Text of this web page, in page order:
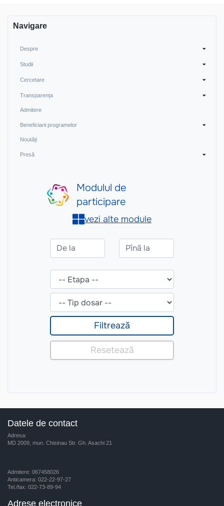
Navigare
Despre
Studii
Cercetare
Transparența
Admitere
Beneficiarii programelor
Noutăți
Presă
Datele de contact
Adresa:
MD 2009, mun. Chisinau Str. Gh. Asachi 21
Admitere: 067458026
Anticamera: 022-22-97-27
Tel./fax: 022-73-89-94
Adrese electronice